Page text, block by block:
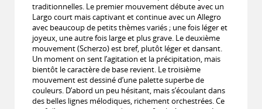
traditionnelles. Le premier mouvement débute avec un
Largo court mais captivant et continue avec un Allegro
avec beaucoup de petits thèmes variés ; une fois léger et
joyeux, une autre fois large et plus grave. Le deuxième
mouvement (Scherzo) est bref, plutôt léger et dansant.
Un moment on sent l’agitation et la précipitation, mais
bientôt le caractère de base revient. Le troisième
mouvement est dessiné d’une palette superbe de
couleurs. D’abord un peu hésitant, mais s’écoulant dans
des belles lignes mélodiques, richement orchestrées. Ce